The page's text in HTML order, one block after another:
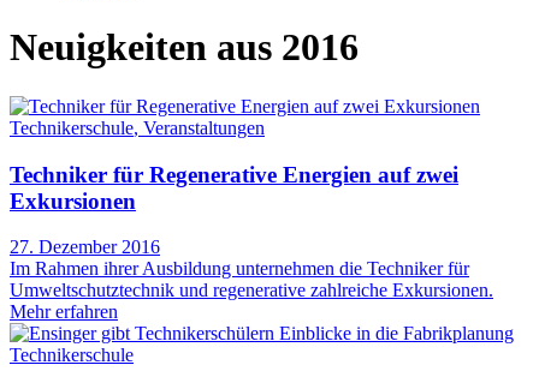
Neuigkeiten aus 2016
Technikerschule, Veranstaltungen
Techniker für Regenerative Energien auf zwei
Exkursionen
27. Dezember 2016
Im Rahmen ihrer Ausbildung unternehmen die Techniker für
Umweltschutztechnik und regenerative zahlreiche Exkursionen.
Mehr erfahren
Technikerschule